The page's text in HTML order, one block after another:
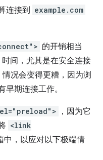
连接到 example.com
的开销相当
间，尤其是在安全连接
况会变得更糟，因为浏
期连接工作。
，因为它
<link
中，以应对以下极端情